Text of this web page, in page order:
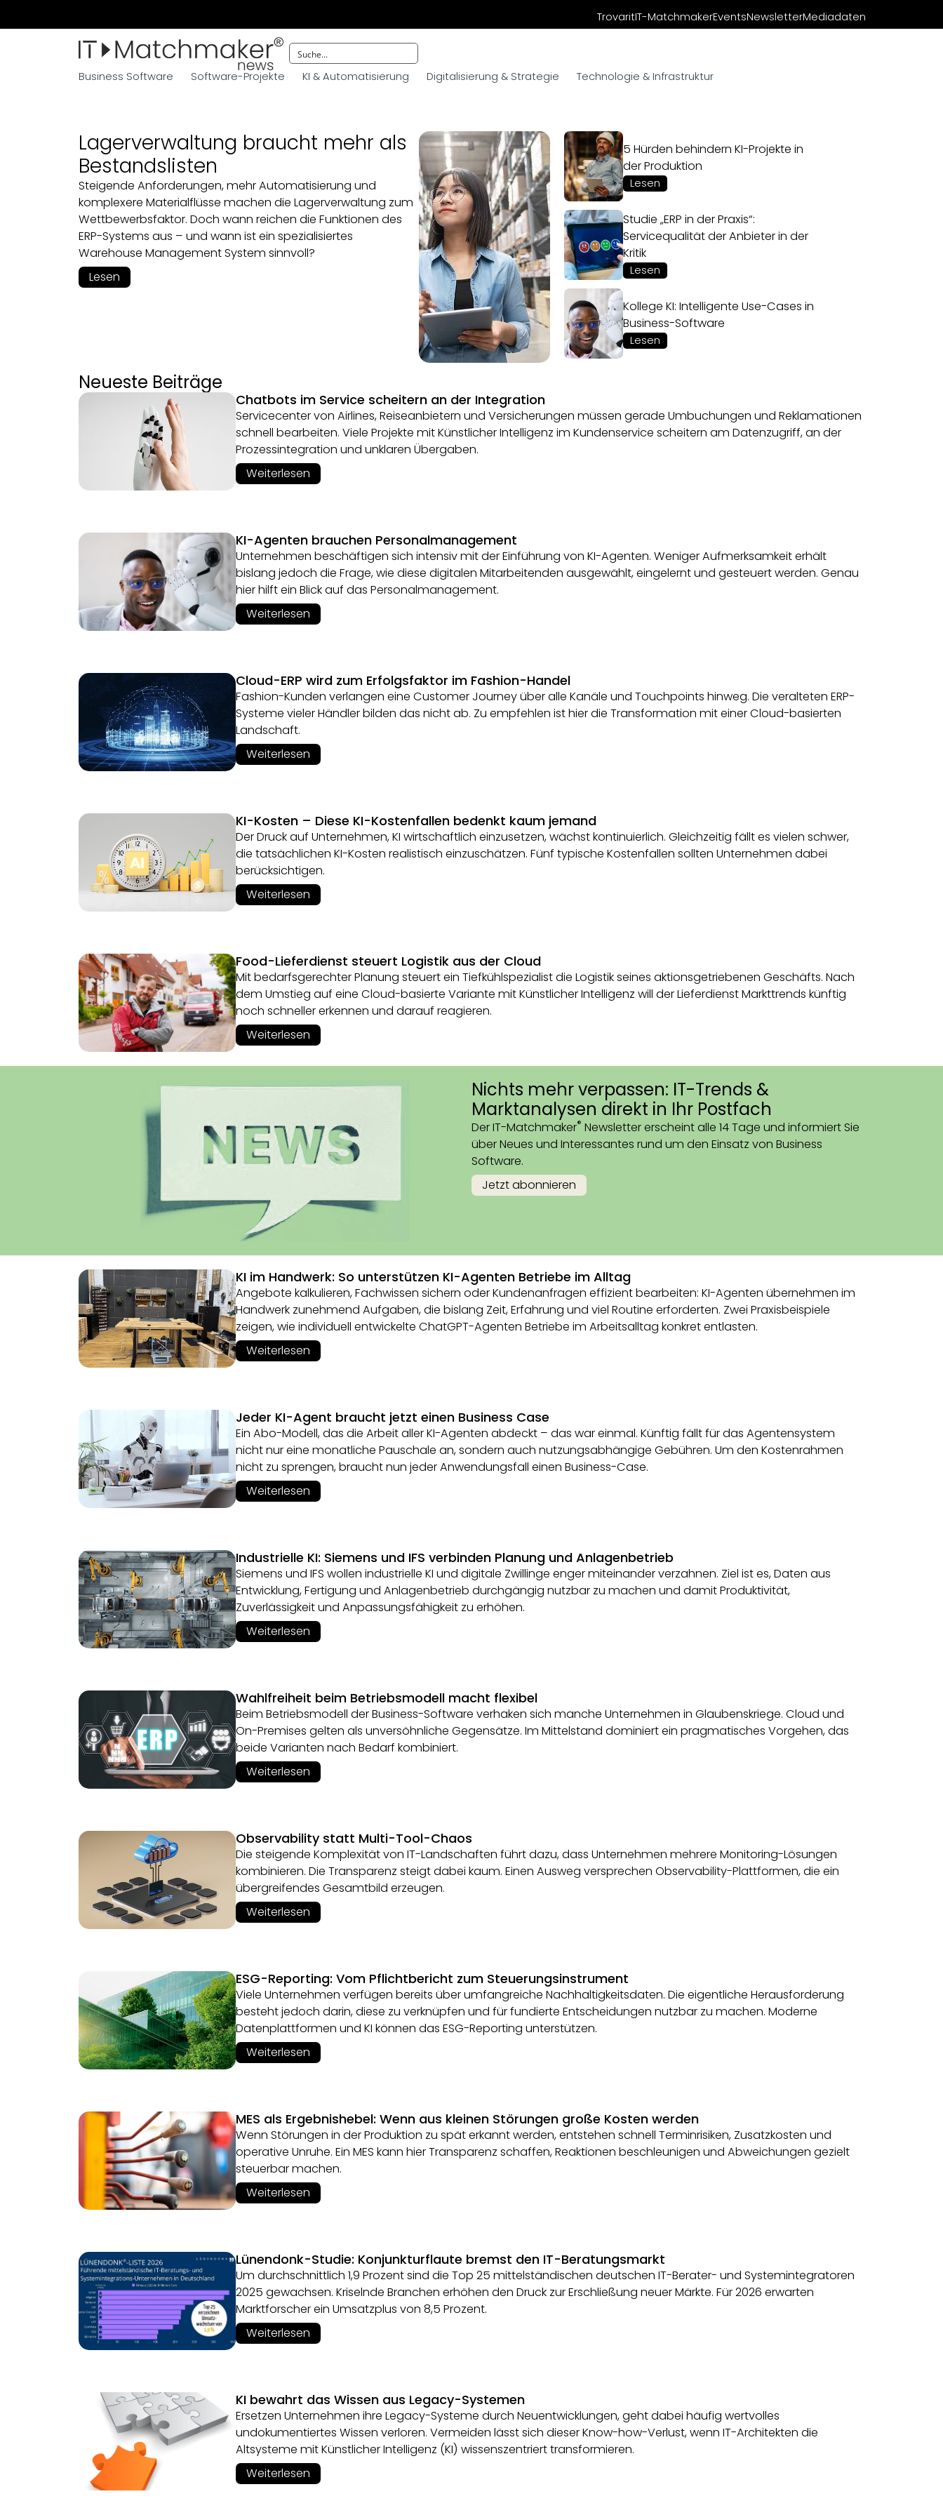
TrovaritIT-MatchmakerEventsNewsletterMediadaten
Business Software Software-Projekte KI & Automatisierung Digitalisierung & Strategie Technologie & Infrastruktur
Lagerverwaltung braucht mehr als
Bestandslisten
Steigende Anforderungen, mehr Automatisierung und
komplexere Materialflüsse machen die Lagerverwaltung zum
Wettbewerbsfaktor. Doch wann reichen die Funktionen des
ERP-Systems aus – und wann ist ein spezialisiertes
Warehouse Management System sinnvoll?
Lesen
5 Hürden behindern KI-Projekte in
der Produktion
Lesen
Studie „ERP in der Praxis“:
Servicequalität der Anbieter in der
Kritik
Lesen
Kollege KI: Intelligente Use-Cases in
Business-Software
Lesen
Neueste Beiträge
Chatbots im Service scheitern an der Integration
Servicecenter von Airlines, Reiseanbietern und Versicherungen müssen gerade Umbuchungen und Reklamationen
schnell bearbeiten. Viele Projekte mit Künstlicher Intelligenz im Kundenservice scheitern am Datenzugriff, an der
Prozessintegration und unklaren Übergaben.
Weiterlesen
KI-Agenten brauchen Personalmanagement
Unternehmen beschäftigen sich intensiv mit der Einführung von KI-Agenten. Weniger Aufmerksamkeit erhält
bislang jedoch die Frage, wie diese digitalen Mitarbeitenden ausgewählt, eingelernt und gesteuert werden. Genau
hier hilft ein Blick auf das Personalmanagement.
Weiterlesen
Cloud-ERP wird zum Erfolgsfaktor im Fashion-Handel
Fashion-Kunden verlangen eine Customer Journey über alle Kanäle und Touchpoints hinweg. Die veralteten ERP-
Systeme vieler Händler bilden das nicht ab. Zu empfehlen ist hier die Transformation mit einer Cloud-basierten
Landschaft.
Weiterlesen
KI-Kosten – Diese KI-Kostenfallen bedenkt kaum jemand
Der Druck auf Unternehmen, KI wirtschaftlich einzusetzen, wächst kontinuierlich. Gleichzeitig fällt es vielen schwer,
die tatsächlichen KI-Kosten realistisch einzuschätzen. Fünf typische Kostenfallen sollten Unternehmen dabei
berücksichtigen.
Weiterlesen
Food-Lieferdienst steuert Logistik aus der Cloud
Mit bedarfsgerechter Planung steuert ein Tiefkühlspezialist die Logistik seines aktionsgetriebenen Geschäfts. Nach
dem Umstieg auf eine Cloud-basierte Variante mit Künstlicher Intelligenz will der Lieferdienst Markttrends künftig
noch schneller erkennen und darauf reagieren.
Weiterlesen
Nichts mehr verpassen: IT-Trends &
Marktanalysen direkt in Ihr Postfach
Der IT-Matchmaker® Newsletter erscheint alle 14 Tage und informiert Sie
über Neues und Interessantes rund um den Einsatz von Business
Software.
Jetzt abonnieren
KI im Handwerk: So unterstützen KI-Agenten Betriebe im Alltag
Angebote kalkulieren, Fachwissen sichern oder Kundenanfragen effizient bearbeiten: KI-Agenten übernehmen im
Handwerk zunehmend Aufgaben, die bislang Zeit, Erfahrung und viel Routine erforderten. Zwei Praxisbeispiele
zeigen, wie individuell entwickelte ChatGPT-Agenten Betriebe im Arbeitsalltag konkret entlasten.
Weiterlesen
Jeder KI-Agent braucht jetzt einen Business Case
Ein Abo-Modell, das die Arbeit aller KI-Agenten abdeckt – das war einmal. Künftig fällt für das Agentensystem
nicht nur eine monatliche Pauschale an, sondern auch nutzungsabhängige Gebühren. Um den Kostenrahmen
nicht zu sprengen, braucht nun jeder Anwendungsfall einen Business-Case.
Weiterlesen
Industrielle KI: Siemens und IFS verbinden Planung und Anlagenbetrieb
Siemens und IFS wollen industrielle KI und digitale Zwillinge enger miteinander verzahnen. Ziel ist es, Daten aus
Entwicklung, Fertigung und Anlagenbetrieb durchgängig nutzbar zu machen und damit Produktivität,
Zuverlässigkeit und Anpassungsfähigkeit zu erhöhen.
Weiterlesen
Wahlfreiheit beim Betriebsmodell macht flexibel
Beim Betriebsmodell der Business-Software verhaken sich manche Unternehmen in Glaubenskriege. Cloud und
On-Premises gelten als unversöhnliche Gegensätze. Im Mittelstand dominiert ein pragmatisches Vorgehen, das
beide Varianten nach Bedarf kombiniert.
Weiterlesen
Observability statt Multi-Tool-Chaos
Die steigende Komplexität von IT-Landschaften führt dazu, dass Unternehmen mehrere Monitoring-Lösungen
kombinieren. Die Transparenz steigt dabei kaum. Einen Ausweg versprechen Observability-Plattformen, die ein
übergreifendes Gesamtbild erzeugen.
Weiterlesen
ESG-Reporting: Vom Pflichtbericht zum Steuerungsinstrument
Viele Unternehmen verfügen bereits über umfangreiche Nachhaltigkeitsdaten. Die eigentliche Herausforderung
besteht jedoch darin, diese zu verknüpfen und für fundierte Entscheidungen nutzbar zu machen. Moderne
Datenplattformen und KI können das ESG-Reporting unterstützen.
Weiterlesen
MES als Ergebnishebel: Wenn aus kleinen Störungen große Kosten werden
Wenn Störungen in der Produktion zu spät erkannt werden, entstehen schnell Terminrisiken, Zusatzkosten und
operative Unruhe. Ein MES kann hier Transparenz schaffen, Reaktionen beschleunigen und Abweichungen gezielt
steuerbar machen.
Weiterlesen
Lünendonk-Studie: Konjunkturflaute bremst den IT-Beratungsmarkt
Um durchschnittlich 1,9 Prozent sind die Top 25 mittelständischen deutschen IT-Berater- und Systemintegratoren
2025 gewachsen. Kriselnde Branchen erhöhen den Druck zur Erschließung neuer Märkte. Für 2026 erwarten
Marktforscher ein Umsatzplus von 8,5 Prozent.
Weiterlesen
KI bewahrt das Wissen aus Legacy-Systemen
Ersetzen Unternehmen ihre Legacy-Systeme durch Neuentwicklungen, geht dabei häufig wertvolles
undokumentiertes Wissen verloren. Vermeiden lässt sich dieser Know-how-Verlust, wenn IT-Architekten die
Altsysteme mit Künstlicher Intelligenz (KI) wissenszentriert transformieren.
Weiterlesen